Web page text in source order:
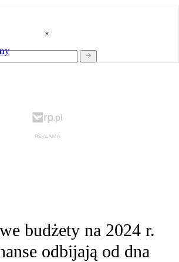
budżety na 2024 r.
odbijają od dna